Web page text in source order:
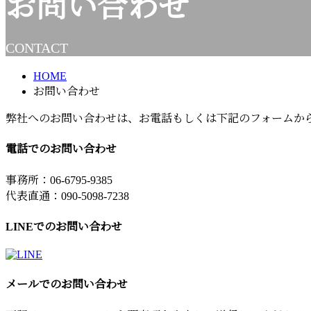
お問い合わせ
CONTACT
HOME
お問い合わせ
弊社へのお問い合わせは、お電話もしくは下記のフォームか
電話でのお問い合わせ
事務所：06-6795-9385
代表直通：090-5098-7238
LINEでのお問い合わせ
メールでのお問い合わせ